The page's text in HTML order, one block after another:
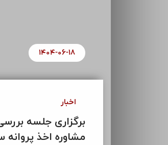
۱۴۰۴-۰۶-۱۸
اخبار
برگزاری جلسه
مشاوره اخذ پروانه